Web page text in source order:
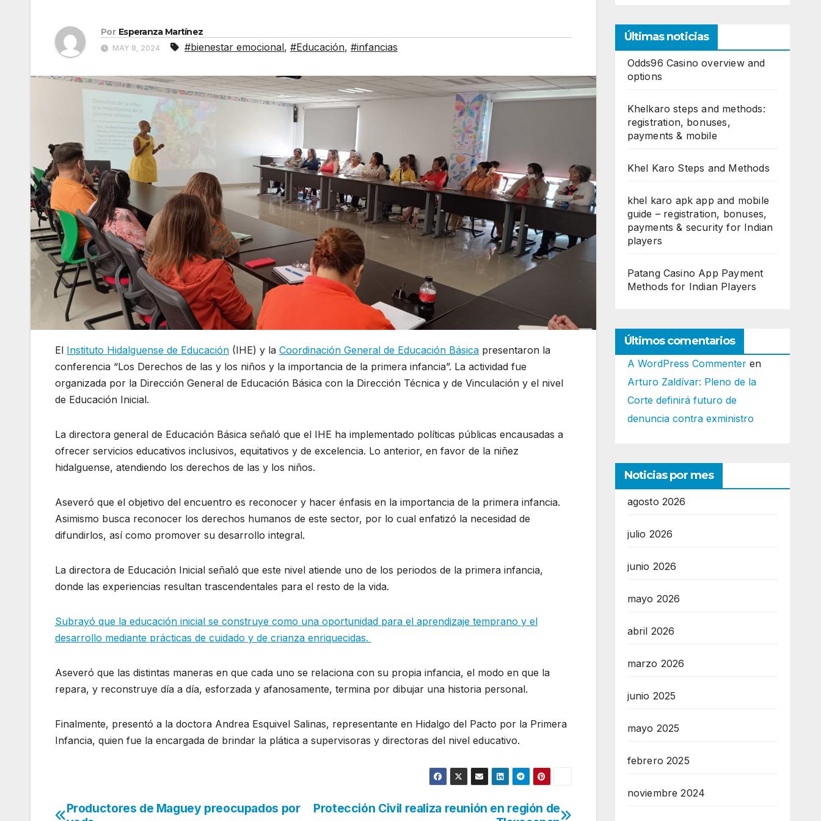
Por Esperanza Martínez
MAY 8, 2024 #bienestar emocional, #Educación, #infancias
El Instituto Hidalguense de Educación (IHE) y la Coordinación General de Educación Básica presentaron la
conferencia “Los Derechos de las y los niños y la importancia de la primera infancia”. La actividad fue
organizada por la Dirección General de Educación Básica con la Dirección Técnica y de Vinculación y el nivel
de Educación Inicial.
La directora general de Educación Básica señaló que el IHE ha implementado políticas públicas encausadas a
ofrecer servicios educativos inclusivos, equitativos y de excelencia. Lo anterior, en favor de la niñez
hidalguense, atendiendo los derechos de las y los niños.
Aseveró que el objetivo del encuentro es reconocer y hacer énfasis en la importancia de la primera infancia.
Asimismo busca reconocer los derechos humanos de este sector, por lo cual enfatizó la necesidad de
difundirlos, así como promover su desarrollo integral.
La directora de Educación Inicial señaló que este nivel atiende uno de los periodos de la primera infancia,
donde las experiencias resultan trascendentales para el resto de la vida.
Subrayó que la educación inicial se construye como una oportunidad para el aprendizaje temprano y el
desarrollo mediante prácticas de cuidado y de crianza enriquecidas.
Aseveró que las distintas maneras en que cada uno se relaciona con su propia infancia, el modo en que la
repara, y reconstruye día a día, esforzada y afanosamente, termina por dibujar una historia personal.
Finalmente, presentó a la doctora Andrea Esquivel Salinas, representante en Hidalgo del Pacto por la Primera
Infancia, quien fue la encargada de brindar la plática a supervisoras y directoras del nivel educativo.
Navegación
Protección Civil realiza reunión en región de
Productores de Maguey preocupados por
Últimas noticias
Odds96 Casino overview and
options
Khelkaro steps and methods:
registration, bonuses,
payments & mobile
Khel Karo Steps and Methods
khel karo apk app and mobile
guide – registration, bonuses,
payments & security for Indian
players
Patang Casino App Payment
Methods for Indian Players
Últimos comentarios
A WordPress Commenteren
Arturo Zaldívar: Pleno de la
Corte definirá futuro de
denuncia contra exministro
Noticias por mes
agosto 2026
julio 2026
junio 2026
mayo 2026
abril 2026
marzo 2026
junio 2025
mayo 2025
febrero 2025
noviembre 2024